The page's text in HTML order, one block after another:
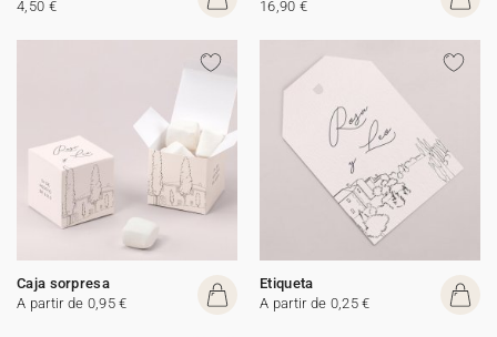
4,50 €
16,90 €
Caja sorpresa
A partir de 0,95 €
Etiqueta
A partir de 0,25 €